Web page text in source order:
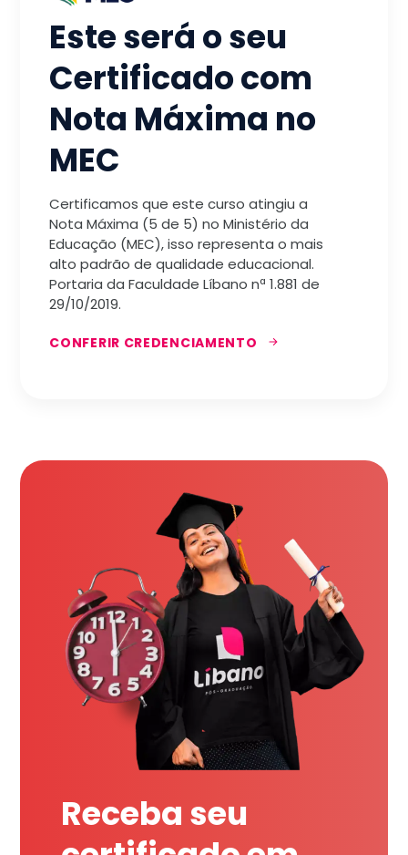
Este será o seu
Certificado com
Nota Máxima no
MEC
Certificamos que este curso atingiu a
Nota Máxima (5 de 5) no Ministério da
Educação (MEC), isso representa o mais
alto padrão de qualidade educacional.
Portaria da Faculdade Líbano nª 1.881 de
29/10/2019.
CONFERIR CREDENCIAMENTO
Receba seu